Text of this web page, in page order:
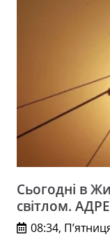
Сьогодні в
світлом.
08:34,